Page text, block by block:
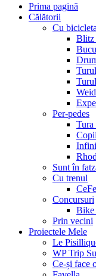
Prima pagină
Călătorii
Cu bicicleta
Blitz
Per-pedes
Sunt în
Cu trenul
Concursuri
Bike
Prin vecini
Proiectele Mele
Le
WP Trip
Ce-și face